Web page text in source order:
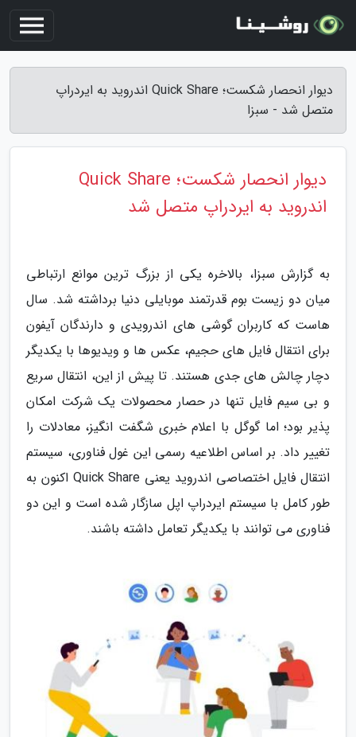
دیوار انحصار شکست؛ Quick Share اندروید به ایردراپ
متصل شد - سبزا
دیوار انحصار شکست؛ Quick Share
اندروید به ایردراپ متصل شد
به گزارش سبزا، بالاخره یکی از بزرگ ترین موانع ارتباطی
میان دو زیست بوم قدرتمند موبایلی دنیا برداشته شد. سال
هاست که کاربران گوشی های اندرویدی و دارندگان آیفون
برای انتقال فایل های حجیم، عکس ها و ویدیوها با یکدیگر
دچار چالش های جدی هستند. تا پیش از این، انتقال سریع
و بی سیم فایل تنها در حصار محصولات یک شرکت امکان
پذیر بود؛ اما گوگل با اعلام خبری شگفت انگیز، معادلات را
تغییر داد. بر اساس اطلاعیه رسمی این غول فناوری، سیستم
انتقال فایل اختصاصی اندروید یعنی Quick Share اکنون به
طور کامل با سیستم ایردراپ اپل سازگار شده است و این دو
فناوری می توانند با یکدیگر تعامل داشته باشند.